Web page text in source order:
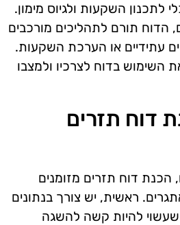
לתכנון השקעות ולגיוס מימון.
הדוח תורם לתהליכים מורכבים
עתידיים או הערכת השקעות.
השימוש בדוח לצרכיו ולמצבו
דוח תזרים
הכנת דוח תזרים מזומנים
ראשית, יש צורך בנתונים
שעשוי להיות קשה להשגה